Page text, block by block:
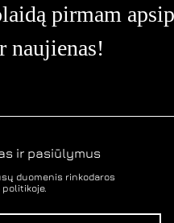
pirmam
naujienas!
ir pasiūlymus
duomenis rinkodaros